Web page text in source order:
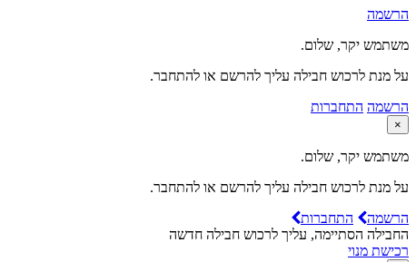
הרשמה
משתמש יקר, שלום.
על מנת לרכוש חבילה עליך להרשם או להתחבר.
הרשמה התחברות
×
משתמש יקר, שלום.
על מנת לרכוש חבילה עליך להרשם או להתחבר.
הרשמה
התחברות
החבילה הסתיימה, עליך לרכוש חבילה חדשה
רכישת מנוי